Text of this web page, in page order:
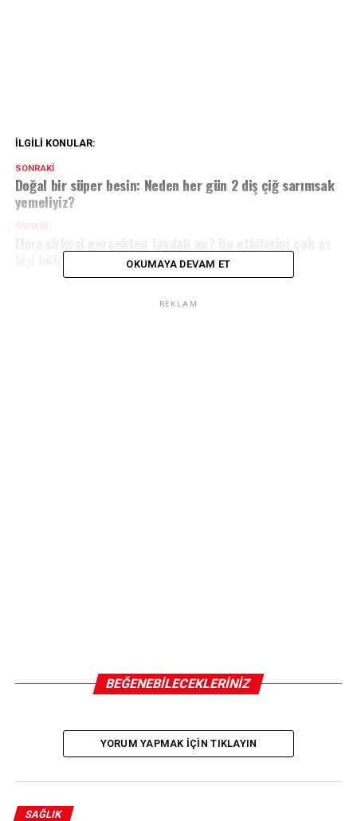
İLGILI KONULAR:
SONRAKI
Doğal bir süper besin: Neden her gün 2 diş çiğ sarımsak
yemeliyiz?
ÖNCEKI
kişi biliyor
OKUMAYA DEVAM ET
REKLAM
BEĞENEBILECEKLERINIZ
YORUM YAPMAK IÇIN TIKLAYIN
SAĞLIK